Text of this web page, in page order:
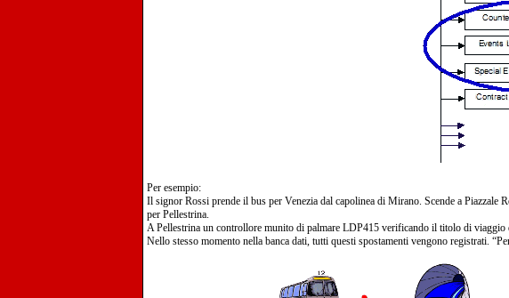
Per esempio:
Il signor Rossi prende il bus per Venezia dal capolinea di Mirano. Scende a Piazzale
per Pellestrina.
A Pellestrina un controllore munito di palmare LDP415 verificando il titolo di viaggio
Nello stesso momento nella banca dati, tutti questi spostamenti vengono registrati.